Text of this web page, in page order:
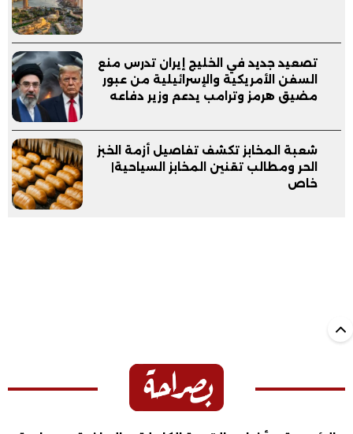
تصعيد جديد في الخليج إيران تدرس منع
السفن الأمريكية والإسرائيلية من عبور
مضيق هرمز وترامب يدعم وزير دفاعه
شعبة المخابز تكشف تفاصيل أزمة الخبز
الحر ومطالب تقنين المخابز السياحية|
خاص